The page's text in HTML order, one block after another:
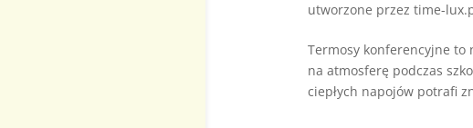
utworzone przez time-
Termosy konferencyjne to
na atmosferę podczas
ciepłych napojów potrafi